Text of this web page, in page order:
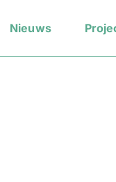
Nieuws